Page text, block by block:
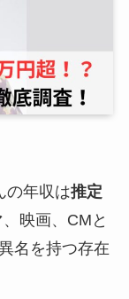
の年収は推定
映画、CMと
名を持つ存在